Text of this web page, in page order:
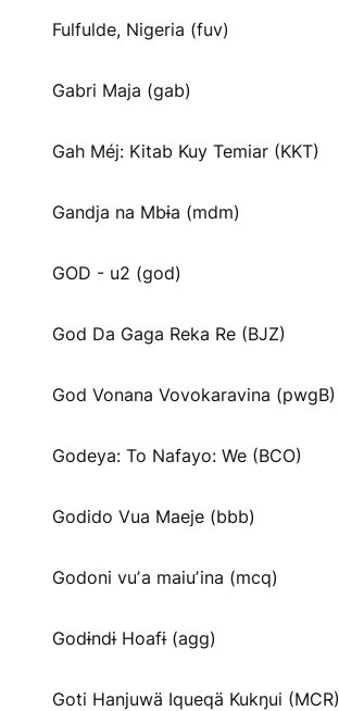
Fulfulde, Nigeria (fuv)
Gabri Maja (gab)
Gah Méj: Kitab Kuy Temiar (KKT)
Gandja na Mbɨa (mdm)
GOD - u2 (god)
God Da Gaga Reka Re (BJZ)
God Vonana Vovokaravina (pwgB)
Godeya: To Nafayo: We (BCO)
Godido Vua Maeje (bbb)
Godoni vuʼa maiuʼina (mcq)
Godɨndɨ Hoafɨ (agg)
Goti Hanjuwä Iqueqä Kukŋui (MCR)